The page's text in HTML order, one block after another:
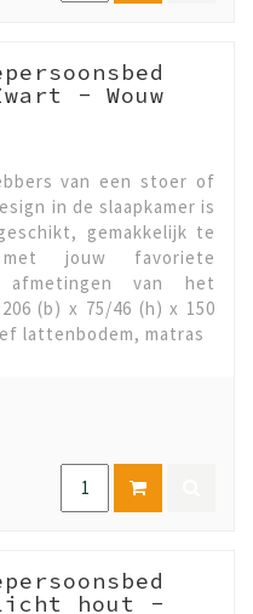
- Wouw
van een stoer of
in de slaapkamer is
gemakkelijk te
met jouw favoriete
van het
(b) x 75/46 (h) x 150
lattenbodem, matras
hout -